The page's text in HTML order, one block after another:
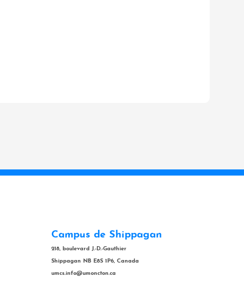
Campus de Shippagan
218, boulevard J.-D.-Gauthier
Shippagan NB E8S 1P6, Canada
umcs.info@umoncton.ca